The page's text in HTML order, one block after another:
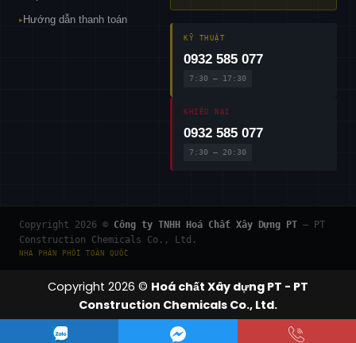
▸ Hướng dẫn thanh toán
KỸ THUẬT
0932 585 077
7:30 – 17:30
KHIẾU NẠI
0932 585 077
7:30 – 20:30
Copyright 2026 © Công ty TNHH Hoá Chất Xây Dựng PT — PT
Construction Chemicals Co., Ltd.
NHÀ PHÂN PHỐI TOÀN QUỐC
Copyright 2026 © Hoá chất Xây dựng PT - PT
Construction Chemicals Co., Ltd.